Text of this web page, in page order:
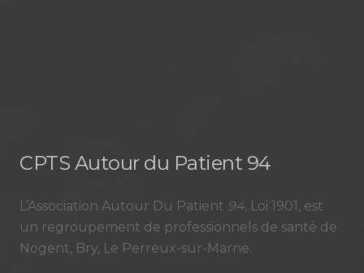
CPTS Autour du Patient 94
L’Association Autour Du Patient 94, Loi 1901, est
un regroupement de professionnels de santé de
Nogent, Bry, Le Perreux-sur-Marne.